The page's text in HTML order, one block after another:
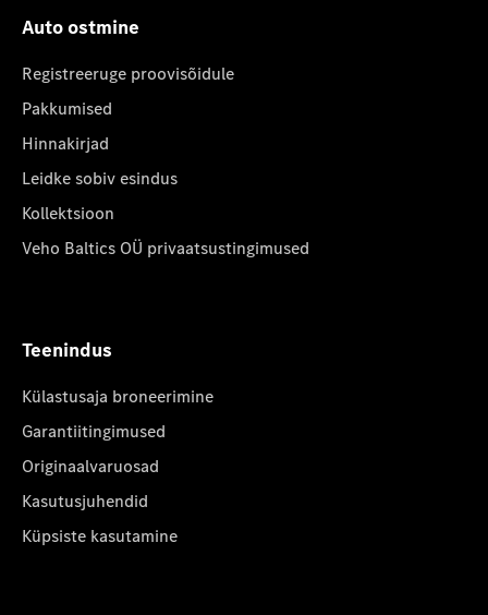
Auto ostmine
Registreeruge proovisõidule
Pakkumised
Hinnakirjad
Leidke sobiv esindus
Kollektsioon
Veho Baltics OÜ privaatsustingimused
Teenindus
Külastusaja broneerimine
Garantiitingimused
Originaalvaruosad
Kasutusjuhendid
Küpsiste kasutamine